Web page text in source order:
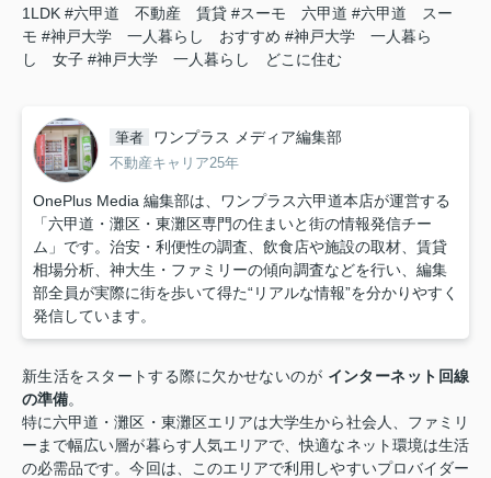
1LDK #六甲道 不動産 賃貸 #スーモ 六甲道 #六甲道 スー
モ #神戸大学 一人暮らし おすすめ #神戸大学 一人暮ら
し 女子 #神戸大学 一人暮らし どこに住む
筆者 ワンプラス メディア編集部
不動産キャリア25年
OnePlus Media 編集部は、ワンプラス六甲道本店が運営する
「六甲道・灘区・東灘区専門の住まいと街の情報発信チー
ム」です。治安・利便性の調査、飲食店や施設の取材、賃貸
相場分析、神大生・ファミリーの傾向調査などを行い、編集
部全員が実際に街を歩いて得た“リアルな情報”を分かりやすく
発信しています。
新生活をスタートする際に欠かせないのが インターネット回線
の準備。
特に六甲道・灘区・東灘区エリアは大学生から社会人、ファミリ
ーまで幅広い層が暮らす人気エリアで、快適なネット環境は生活
の必需品です。今回は、このエリアで利用しやすいプロバイダー